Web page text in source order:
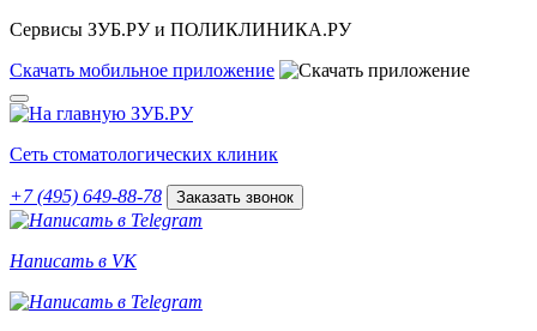
Сервисы ЗУБ.РУ и ПОЛИКЛИНИКА.РУ
Скачать мобильное приложение
Сеть стоматологических клиник
+7 (495) 649-88-78 Заказать звонок
Написать в VK